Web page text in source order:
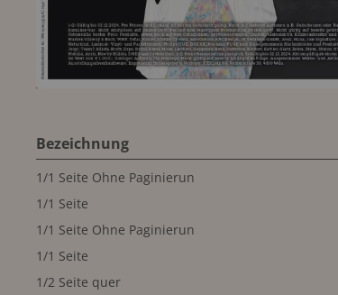
Bezeichnung
1/1 Seite Ohne Paginierun
1/1 Seite
1/1 Seite Ohne Paginierun
1/1 Seite
1/2 Seite quer